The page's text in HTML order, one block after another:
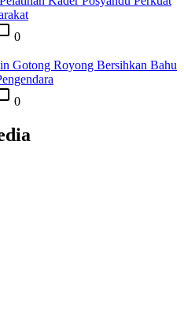
0
Gotong Royong Bersihkan Bahu
0